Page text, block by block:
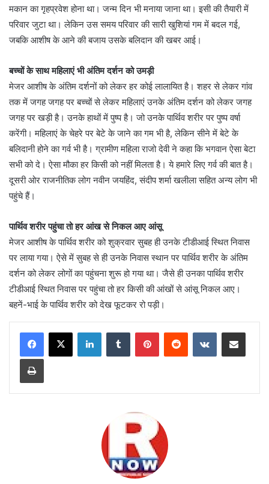
मकान का गृहप्रवेश होना था। जन्म दिन भी मनाया जाना था। इसी की तैयारी में
परिवार जुटा था। लेकिन उस समय परिवार की सारी खुशियां गम में बदल गई,
जबकि आशीष के आने की बजाय उसके बलिदान की खबर आई।
बच्चों के साथ महिलाएं भी अंतिम दर्शन को उमड़ी
मेजर आशीष के अंतिम दर्शनों को लेकर हर कोई लालायित है। शहर से लेकर गांव
तक में जगह जगह पर बच्चों से लेकर महिलाएं उनके अंतिम दर्शन को लेकर जगह
जगह पर खड़ी है। उनके हाथों में पुष्प है। जो उनके पार्थिव शरीर पर पुष्प वर्षा
करेंगी। महिलाएं के चेहरे पर बेटे के जाने का गम भी है, लेकिन सीने में बेटे के
बलिदानी होने का गर्व भी है। ग्रामीण महिला राजो देवी ने कहा कि भगवान ऐसा बेटा
सभी को दे। ऐसा मौका हर किसी को नहीं मिलता है। ये हमारे लिए गर्व की बात है।
दूसरी ओर राजनीतिक लोग नवीन जयहिंद, संदीप शर्मा खलीला सहित अन्य लोग भी
पहुंचे हैं।
पार्थिव शरीर पहुंचा तो हर आंख से निकल आए आंसू
मेजर आशीष के पार्थिव शरीर को शुक्रवार सुबह ही उनके टीडीआई स्थित निवास
पर लाया गया। ऐसे में सुबह से ही उनके निवास स्थान पर पार्थिव शरीर के अंतिम
दर्शन को लेकर लोगों का पहुंचना शुरू हो गया था। जैसे ही उनका पार्थिव शरीर
टीडीआई स्थित निवास पर पहुंचा तो हर किसी की आंखों से आंसू निकल आए।
बहनें-भाई के पार्थिव शरीर को देख फूटकर रो पड़ी।
LinkedInTumblr PinterestReddit VKontakteShare via Email
Print